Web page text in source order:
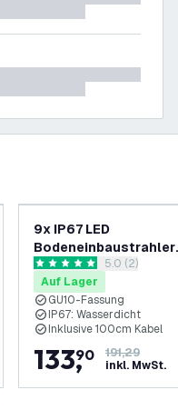
hinzufügen
9x IP67 LED
Bodeneinbaustrahler
Quadrat - GU10
5 Bewertungssterne
5.0 (2)
Auf Lager
GU10-Fassung
IP67: Wasserdicht
Inklusive 100cm Kabel
133,
90
191,29
inkl. MwSt.